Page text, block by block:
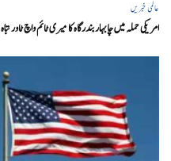
عالمی خبریں
امریکی حملہ میں چابہار بندرگاہ کا میری ٹائم واچ ٹاور تباہ